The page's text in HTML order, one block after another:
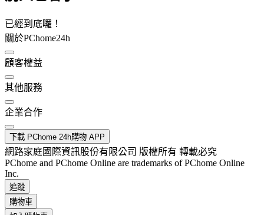
已經到底囉！
關於PChome24h
顧客權益
其他服務
企業合作
下載 PChome 24h購物 APP
網路家庭國際資訊股份有限公司 版權所有 轉載必究
PChome and PChome Online are trademarks of PChome Online
Inc.
追蹤
購物車